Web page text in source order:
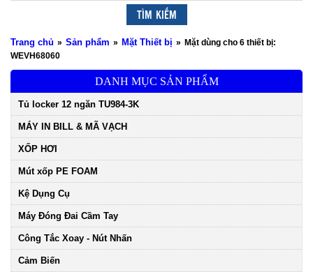
Trang chủ » Sản phẩm » Mặt Thiết bị » Mặt dùng cho 6 thiết bị:
WEVH68060
DANH MỤC SẢN PHẨM
Tủ locker 12 ngăn TU984-3K
MÁY IN BILL & MÃ VẠCH
XỐP HƠI
Mút xốp PE FOAM
Kệ Dụng Cụ
Máy Đóng Đai Cầm Tay
Công Tắc Xoay - Nút Nhấn
Cảm Biến